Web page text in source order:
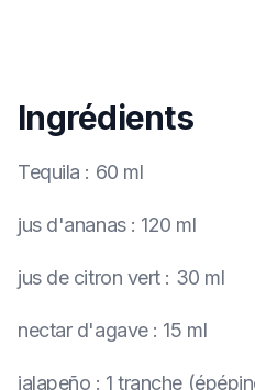
Ingrédients
Tequila : 60 ml
jus d'ananas : 120 ml
jus de citron vert : 30 ml
nectar d'agave : 15 ml
jalapeño : 1 tranche